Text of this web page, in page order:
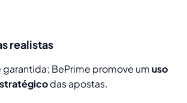
realistas
garantida; BePrime promove umuso
das apostas.